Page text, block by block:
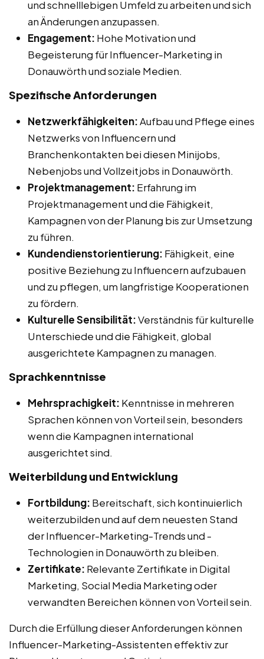
und schnelllebigen Umfeld zu arbeiten und sich
an Änderungen anzupassen.
Engagement: Hohe Motivation und
Begeisterung für Influencer-Marketing in
Donauwörth und soziale Medien.
Spezifische Anforderungen
Netzwerkfähigkeiten:Aufbau und Pflege eines
Netzwerks von Influencern und
Branchenkontakten bei diesen Minijobs,
Nebenjobs und Vollzeitjobs in Donauwörth.
Projektmanagement: Erfahrung im
Projektmanagement und die Fähigkeit,
Kampagnen von der Planung bis zur Umsetzung
zu führen.
Kundendienstorientierung: Fähigkeit, eine
positive Beziehung zu Influencern aufzubauen
und zu pflegen, um langfristige Kooperationen
zu fördern.
Kulturelle Sensibilität:Verständnis für kulturelle
Unterschiede und die Fähigkeit, global
ausgerichtete Kampagnen zu managen.
Sprachkenntnisse
Mehrsprachigkeit: Kenntnisse in mehreren
Sprachen können von Vorteil sein, besonders
wenn die Kampagnen international
ausgerichtet sind.
Weiterbildung und Entwicklung
Fortbildung: Bereitschaft, sich kontinuierlich
weiterzubilden und auf dem neuesten Stand
der Influencer-Marketing-Trends und -
Technologien in Donauwörth zu bleiben.
Zertifikate: Relevante Zertifikate in Digital
Marketing, Social Media Marketing oder
verwandten Bereichen können von Vorteil sein.
Durch die Erfüllung dieser Anforderungen können
Influencer-Marketing-Assistenten effektiv zur